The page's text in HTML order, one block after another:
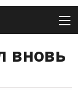
вновь